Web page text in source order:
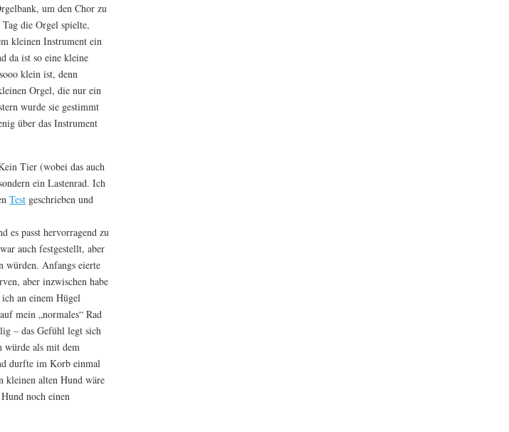
um den Chor zu
die Orgel spielte,
kleinen Instrument ein
da ist so eine kleine
klein ist, denn
Orgel, die nur ein
wurde sie gestimmt
über das Instrument
Tier (wobei das auch
ein Lastenrad. Ich
Test geschrieben und
es passt hervorragend zu
auch festgestellt, aber
würden. Anfangs eierte
aber inzwischen habe
an einem Hügel
mein „normales“ Rad
– das Gefühl legt sich
würde als mit dem
durfte im Korb einmal
kleinen alten Hund wäre
noch einen